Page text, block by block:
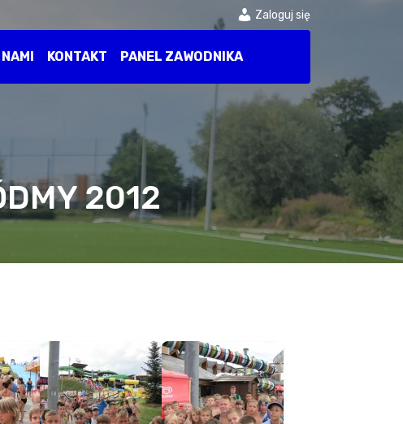
Zaloguj się
KONTAKT PANEL ZAWODNIKA
2012